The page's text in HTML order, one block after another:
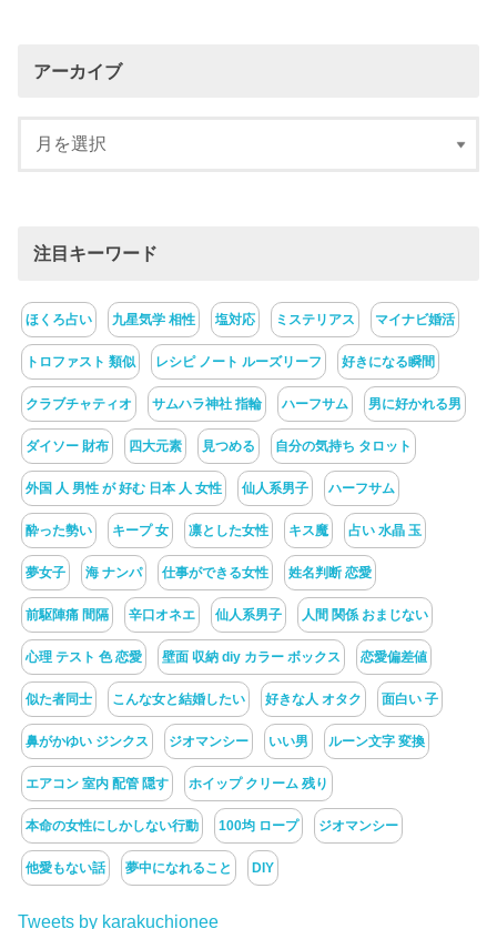
アーカイブ
注目キーワード
ほくろ占い 九星気学 相性 塩対応 ミステリアス マイナビ婚活
トロファスト 類似 レシピ ノート ルーズリーフ 好きになる瞬間
クラブチャティオ サムハラ神社 指輪 ハーフサム 男に好かれる男
ダイソー 財布 四大元素 見つめる 自分の気持ち タロット
外国 人 男性 が 好む 日本 人 女性 仙人系男子 ハーフサム
酔った勢い キープ 女 凛とした女性 キス魔 占い 水晶 玉
夢女子 海 ナンパ 仕事ができる女性 姓名判断 恋愛
前駆陣痛 間隔 辛口オネエ 仙人系男子 人間 関係 おまじない
心理 テスト 色 恋愛 壁面 収納 diy カラー ボックス 恋愛偏差値
似た者同士 こんな女と結婚したい 好きな人 オタク 面白い 子
鼻がかゆい ジンクス ジオマンシー いい男 ルーン文字 変換
エアコン 室内 配管 隠す ホイップ クリーム 残り
本命の女性にしかしない行動 100均 ロープ ジオマンシー
他愛もない話 夢中になれること DIY
Tweets by karakuchionee